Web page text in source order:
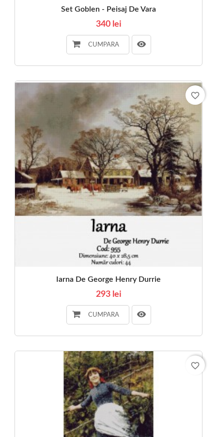
Set Goblen - Peisaj De Vara
340 lei
CUMPARA
Iarna De George Henry Durrie
293 lei
CUMPARA
favorite_border
favorite_border